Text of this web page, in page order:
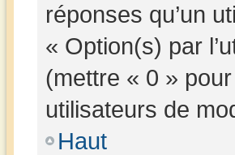
réponses qu’un
« Option(s) par
(mettre « 0 »
utilisateurs de
Haut